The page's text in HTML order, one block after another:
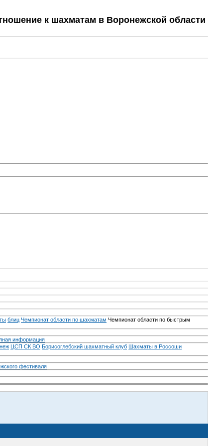
к шахматам в Воронежской области
блиц Чемпионат области по шахматам Чемпионат области по быстрым
информация
ЦСП СК ВО Борисоглебский шахматный клуб Шахматы в Россоши
фестиваля